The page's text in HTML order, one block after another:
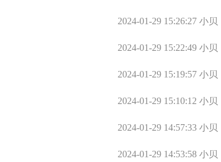
怀孕了，相信你们也可以！祝大家2020都好孕!2024-01-29 15:26:27 小贝
2024-01-29 15:22:49 小贝
2024-01-29 15:19:57 小贝
2024-01-29 15:10:12 小贝
2024-01-29 14:57:33 小贝
2024-01-29 14:53:58 小贝